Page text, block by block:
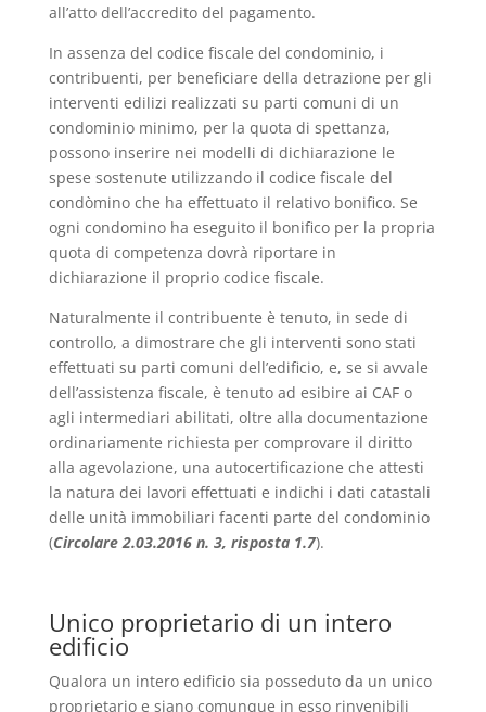
all’atto dell’accredito del pagamento.
In assenza del codice fiscale del condominio, i
contribuenti, per beneficiare della detrazione per gli
interventi edilizi realizzati su parti comuni di un
condominio minimo, per la quota di spettanza,
possono inserire nei modelli di dichiarazione le
spese sostenute utilizzando il codice fiscale del
condòmino che ha effettuato il relativo bonifico. Se
ogni condomino ha eseguito il bonifico per la propria
quota di competenza dovrà riportare in
dichiarazione il proprio codice fiscale.
Naturalmente il contribuente è tenuto, in sede di
controllo, a dimostrare che gli interventi sono stati
effettuati su parti comuni dell’edificio, e, se si avvale
dell’assistenza fiscale, è tenuto ad esibire ai CAF o
agli intermediari abilitati, oltre alla documentazione
ordinariamente richiesta per comprovare il diritto
alla agevolazione, una autocertificazione che attesti
la natura dei lavori effettuati e indichi i dati catastali
delle unità immobiliari facenti parte del condominio
(Circolare 2.03.2016 n. 3, risposta 1.7).
Unico proprietario di un intero
edificio
Qualora un intero edificio sia posseduto da un unico
proprietario e siano comunque in esso rinvenibili